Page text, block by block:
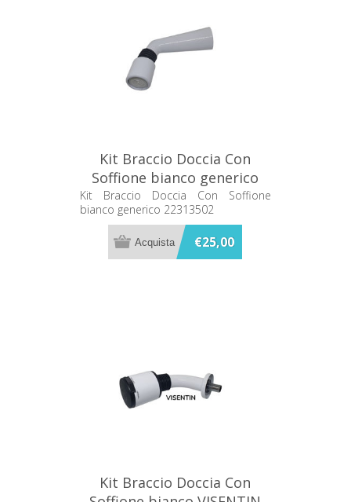
Kit Braccio Doccia Con
Soffione bianco generico
22313502
Kit Braccio Doccia Con Soffione
bianco generico 22313502
€25,00
Kit Braccio Doccia Con